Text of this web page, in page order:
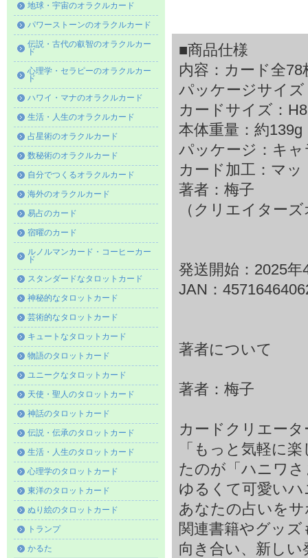
地球・宇宙のオラクルカード
パワーストーンのオラクルカード
伝説・古代の叡智のオラクルカー
ド
心理学・セラピーのオラクルカー
ド
ハワイ・マナのオラクルカード
生活・人生のオラクルカード
占星術のオラクルカード
数秘術のオラクルカード
自分でつくるオラクルカード
海外のオラクルカード
易占のカード
宿曜のカード
ルノルマンカード・コーヒーカー
ド
スタンダードなタロットカード
神秘的なタロットカード
芸術的なタロットカード
キュートなタロットカード
物語のタロットカード
ユニークなタロットカード
天使・聖人のタロットカード
神話のタロットカード
伝説・伝承のタロットカード
生活・人生のタロットカード
心理学のタロットカード
東洋のタロットカード
ぬり絵のタロットカード
トランプ
かるた
■商品仕様
内容：カード全
パッケージサイズ
カードサイズ：
本体重量：約139g
パッケージ：キ
カード加工：マッ
著者：梅子
（クリエイター
発送開始：2025年
JAN：
著者について
著者：梅子
カードクリエー
「もっと気軽に
たのが「ハニワ
ゆるくて可愛い
あなたの占いを
関連書籍やグッ
向き合い、新し